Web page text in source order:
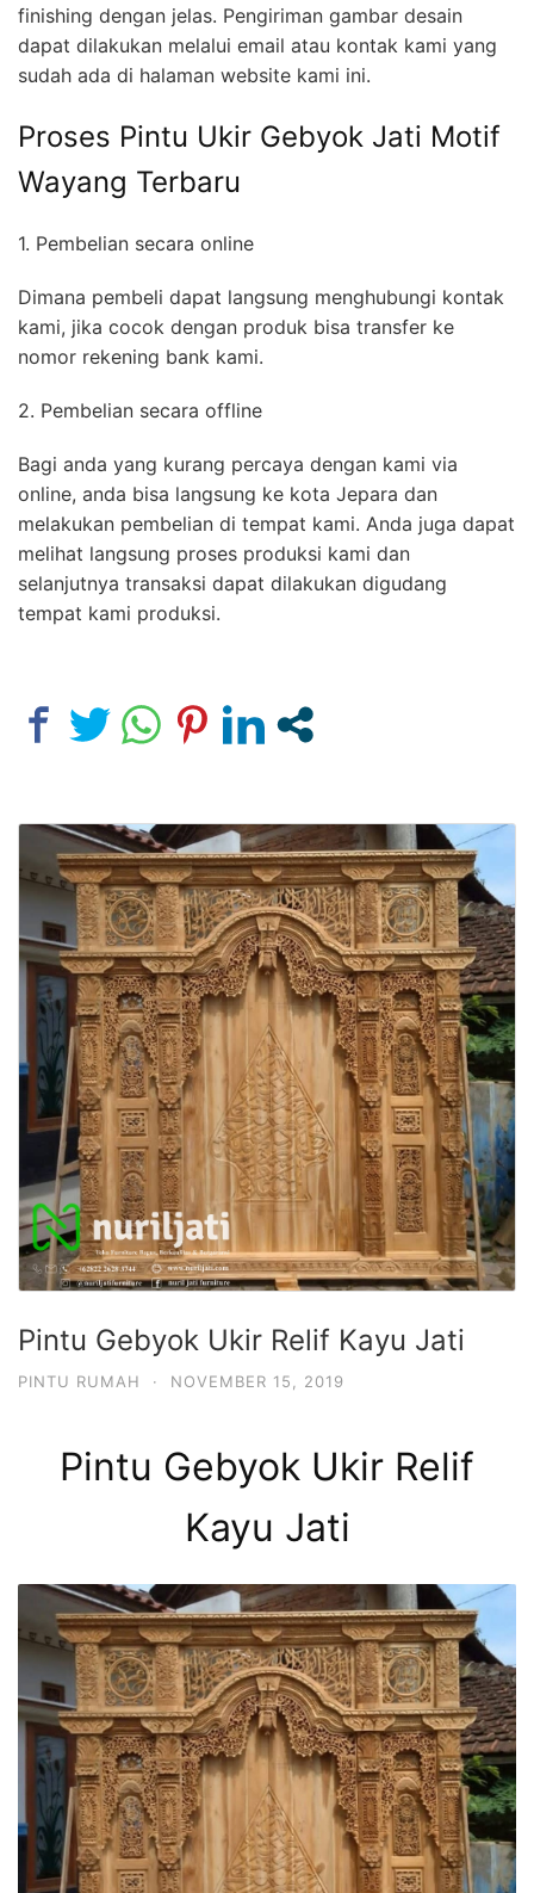
finishing dengan jelas. Pengiriman gambar desain
dapat dilakukan melalui email atau kontak kami yang
sudah ada di halaman website kami ini.
Proses Pintu Ukir Gebyok Jati Motif
Wayang Terbaru
1. Pembelian secara online
Dimana pembeli dapat langsung menghubungi kontak
kami, jika cocok dengan produk bisa transfer ke
nomor rekening bank kami.
2. Pembelian secara offline
Bagi anda yang kurang percaya dengan kami via
online, anda bisa langsung ke kota Jepara dan
melakukan pembelian di tempat kami. Anda juga dapat
melihat langsung proses produksi kami dan
selanjutnya transaksi dapat dilakukan digudang
tempat kami produksi.
Pintu Gebyok Ukir Relif Kayu Jati
PINTU RUMAH · NOVEMBER 15, 2019
Pintu Gebyok Ukir Relif
Kayu Jati